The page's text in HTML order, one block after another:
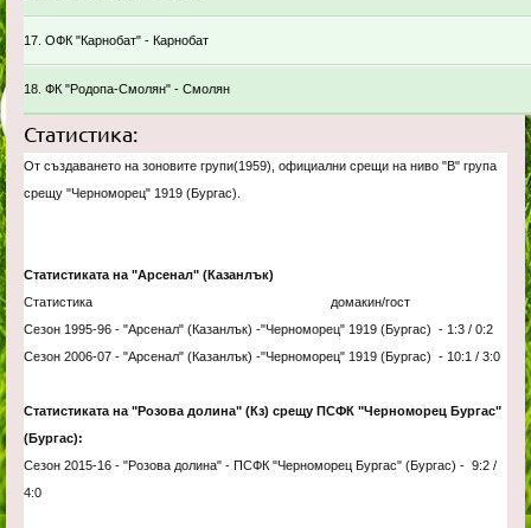
17. ОФК "Карнобат" - Карнобат
18. ФК "Родопа-Смолян" - Смолян
Статистика:
От създаването на зоновите групи(1959), официални срещи на ниво "В" група
срещу "Черноморец" 1919 (Бургас).
Статистиката на "Арсенал" (Казанлък)
Статистика домакин/гост
Сезон 1995-96 - "Арсенал" (Казанлък) -"Черноморец" 1919 (Бургас) - 1:3 / 0:2
Сезон 2006-07 - "Арсенал" (Казанлък) -"Черноморец" 1919 (Бургас) - 10:1 / 3:0
Статистиката на "Розова долина" (Кз) срещу ПСФК "Черноморец Бургас"
(Бургас):
Сезон 2015-16 - "Розова долина" - ПСФК "Черноморец Бургас" (Бургас) - 9:2 /
4:0